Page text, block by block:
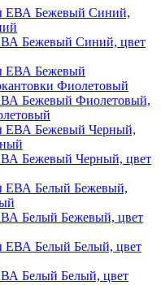
Бежевый Синий, цвет
Бежевый Фиолетовый,
Бежевый Черный, цвет
Белый Бежевый, цвет
Белый Белый, цвет